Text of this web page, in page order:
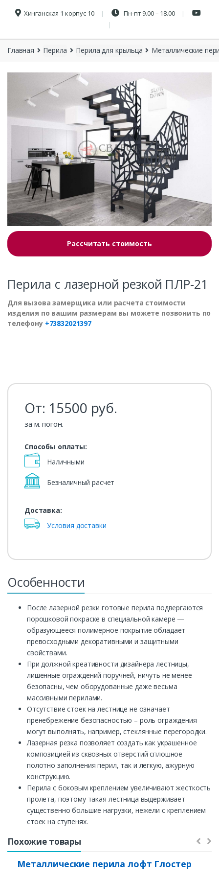
Хинганская 1 корпус 10 Пн-пт 9.00 – 18.00
Главная Перила Перила для крыльца Металлические
Рассчитать стоимость
Перила с лазерной резкой ПЛР-21
Для вызова замерщика или расчета стоимости
изделия по вашим размерам вы можете позвонить по
телефону +73832021397
От: 15500 руб.
за м. погон.
Способы оплаты:
Наличными
Безналичный расчет
Доставка:
Условия доставки
Особенности
После лазерной резки готовые перила подвергаются
порошковой покраске в специальной камере —
образующееся полимерное покрытие обладает
превосходными декоративными и защитными
свойствами.
При должной креативности дизайнера лестницы,
лишенные ограждений поручней, ничуть не менее
безопасны, чем оборудованные даже весьма
массивными перилами.
Отсутствие стоек на лестнице не означает
пренебрежение безопасностью – роль ограждения
могут выполнять, например, стеклянные перегородки.
Лазерная резка позволяет создать как украшенное
композицией из сквозных отверстий сплошное
полотно заполнения перил, так и легкую, ажурную
конструкцию.
Перила с боковым креплением увеличивают жесткость
пролета, поэтому такая лестница выдерживает
существенно большие нагрузки, нежели с креплением
стоек на ступенях.
Похожие товары
Металлические перила лофт Глостер